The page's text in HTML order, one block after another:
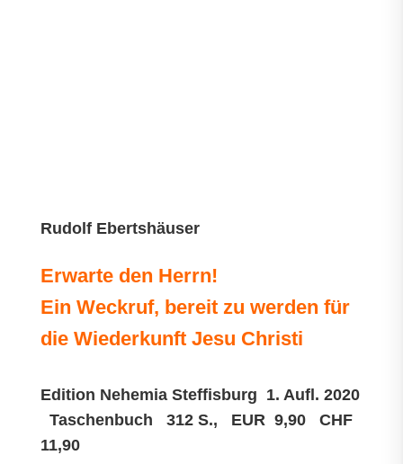
Rudolf Ebertshäuser
Erwarte den Herrn!
Ein Weckruf, bereit zu werden für
die Wiederkunft Jesu Christi
Edition Nehemia Steffisburg 1. Aufl. 2020
Taschenbuch 312 S., EUR 9,90 CHF
11,90